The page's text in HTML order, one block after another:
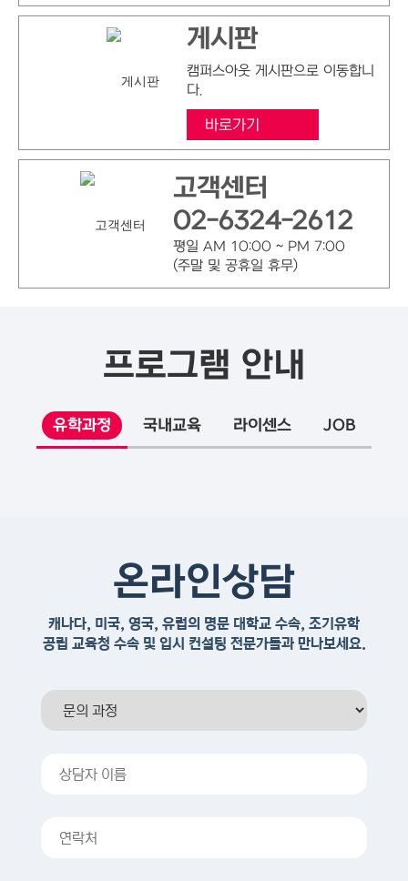
게시판
캠퍼스아웃 게시판으로 이동합니
다.
바로가기
고객센터
02-6324-2612
평일 AM 10:00 ~ PM 7:00
(주말 및 공휴일 휴무)
프로그램 안내
유학과정 국내교육 라이센스 JOB
온라인상담
캐나다, 미국, 영국, 유럽의 명문 대학교 수속, 조기유학
공립 교육청 수속 및 입시 컨설팅 전문가들과 만나보세요.